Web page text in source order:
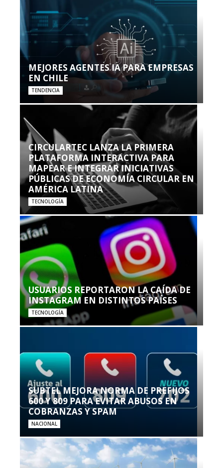
MEJORES AGENTES IA PARA EMPRESAS
EN CHILE
TENDENCIA
CIRCULARTEC LANZA LA PRIMERA
PLATAFORMA INTERACTIVA PARA
MAPEAR E INTEGRAR INICIATIVAS
PÚBLICAS DE ECONOMÍA CIRCULAR EN
AMÉRICA LATINA
TECNOLOGÍA
USUARIOS REPORTARON LA CAÍDA DE
INSTAGRAM EN DISTINTOS PAÍSES
TECNOLOGÍA
SUBTEL MEJORA NORMA DE PREFIJOS
600 Y 809 PARA EVITAR ABUSOS EN
COBRANZAS Y SPAM
NACIONAL